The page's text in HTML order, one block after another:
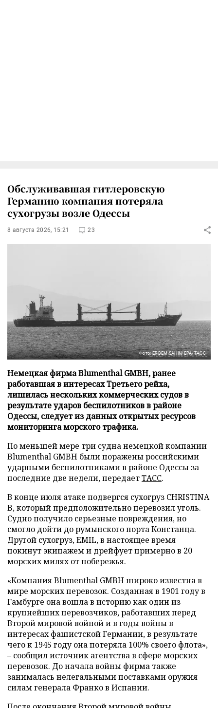
Обслуживавшая гитлеровскую
Германию компания потеряла
сухогрузы возле Одессы
8 августа 2026, 15:21 23
Фото: ERDEM SAHIN/EPA/ТАСС
Немецкая фирма Blumenthal GMBH, ранее
работавшая в интересах Третьего рейха,
лишилась нескольких коммерческих судов в
результате ударов беспилотников в районе
Одессы, следует из данных открытых ресурсов
мониторинга морского трафика.
По меньшей мере три судна немецкой компании
Blumenthal GMBH были поражены российскими
ударными беспилотниками в районе Одессы за
последние две недели, передаетТАСС.
В конце июля атаке подвергся сухогруз CHRISTINA
B, который предположительно перевозил уголь.
Судно получило серьезные повреждения, но
смогло дойти до румынского порта Констанца.
Другой сухогруз, EMIL, в настоящее время
покинут экипажем и дрейфует примерно в 20
морских милях от побережья.
«Компания Blumenthal GMBH широко известна в
мире морских перевозок. Созданная в 1901 году в
Гамбурге она вошла в историю как один из
крупнейших перевозчиков, работавших перед
Второй мировой войной и в годы войны в
интересах фашистской Германии, в результате
чего к 1945 году она потеряла 100% своего флота»,
– сообщил источник агентства в сфере морских
перевозок. До начала войны фирма также
занималась нелегальными поставками оружия
силам генерала Франко в Испании.